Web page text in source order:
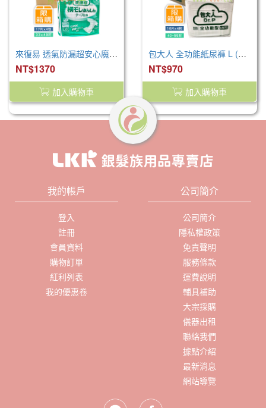
來復易 透氣防漏超安心魔術氈紙尿褲(L)(17片 x 4包)
NT$1370
加入購物車
包大人 全功能紙尿褲 L (64片/箱)
NT$970
加入購物車
我的帳戶
登入
註冊
會員資料
購物訂單
紅利列表
我的優惠卷
公司簡介
公司簡介
隱私權政策
免責聲明
服務條款
運費說明
輔具補助
大宗採購
儀器出租
聯絡我們
據點介紹
最新消息
網站導覽